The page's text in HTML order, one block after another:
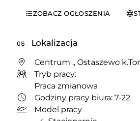
ZOBACZ OGŁOSZENIA
05 Lokalizacja
Centrum ., Ostaszewo
Tryb pracy:
Praca zmianowa
Godziny pracy biura: 7-22
Model pracy